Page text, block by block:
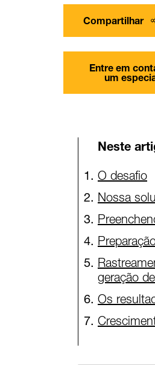
Compartilhar
Entre em
um
Neste
O desafio
Nossa
geração
Os